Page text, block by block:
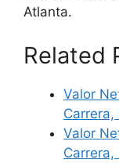
Atlanta.
Related
Valor
Valor